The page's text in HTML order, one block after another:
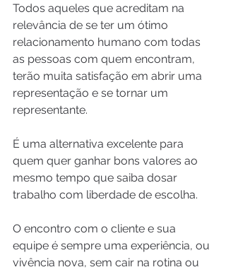
Todos aqueles que acreditam na
relevância de se ter um ótimo
relacionamento humano com todas
as pessoas com quem encontram,
terão muita satisfação em abrir uma
representação e se tornar um
representante.
É uma alternativa excelente para
quem quer ganhar bons valores ao
mesmo tempo que saiba dosar
trabalho com liberdade de escolha.
O encontro com o cliente e sua
equipe é sempre uma experiência, ou
vivência nova, sem cair na rotina ou